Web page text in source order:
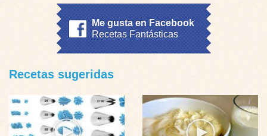
Me gusta en Facebook
Recetas Fantásticas
Recetas sugeridas